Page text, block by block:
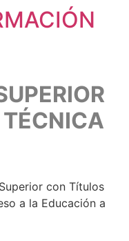
con Títulos
a la Educación a